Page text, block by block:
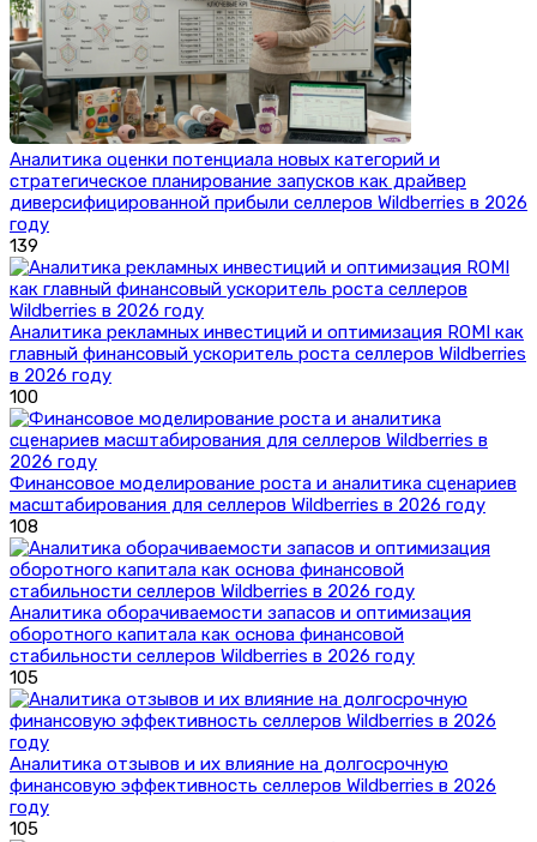
Аналитика оценки потенциала новых категорий и
стратегическое планирование запусков как драйвер
диверсифицированной прибыли селлеров Wildberries в 2026
году
139
Аналитика рекламных инвестиций и оптимизация ROMI как
главный финансовый ускоритель роста селлеров Wildberries
в 2026 году
100
Финансовое моделирование роста и аналитика сценариев
масштабирования для селлеров Wildberries в 2026 году
108
Аналитика оборачиваемости запасов и оптимизация
оборотного капитала как основа финансовой
стабильности селлеров Wildberries в 2026 году
105
Аналитика отзывов и их влияние на долгосрочную
финансовую эффективность селлеров Wildberries в 2026
году
105